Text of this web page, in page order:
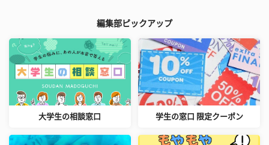
編集部ピックアップ
大学生の相談窓口 学生の窓口 限定クーポン